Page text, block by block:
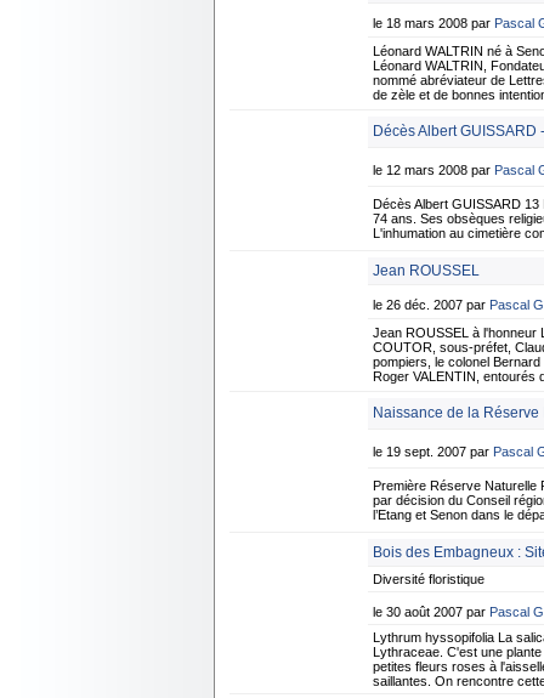
le 18 mars 2008 par Pascal
Léonard WALTRIN né à
Léonard WALTRIN,
nommé abréviateur de
de zèle et de bonnes
Décès Albert GUISSARD
le 12 mars 2008 par Pascal
Décès Albert GUISSARD
74 ans. Ses obsèques
L'inhumation au cimetière
Jean ROUSSEL
le 26 déc. 2007 par Pascal
Jean ROUSSEL à l'honneur
COUTOR, sous-préfet,
pompiers, le colonel
Roger VALENTIN, entourés
Naissance de la
le 19 sept. 2007 par Pascal
Première Réserve Naturelle
par décision du Conseil
l’Etang et Senon dans le
Bois des Embagneux :
Diversité floristique
le 30 août 2007 par Pascal
Lythrum hyssopifolia La
Lythraceae. C'est une
petites fleurs roses à
saillantes. On rencontre